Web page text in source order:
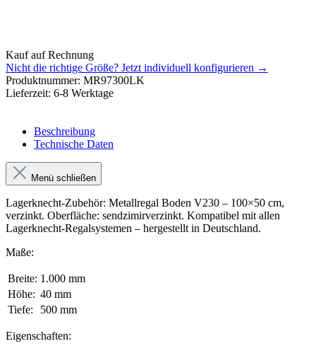
Kauf auf Rechnung
Nicht die richtige Größe? Jetzt individuell konfigurieren →
Produktnummer: MR97300LK
Lieferzeit: 6-8 Werktage
Beschreibung
Technische Daten
Menü schließen
Lagerknecht-Zubehör: Metallregal Boden V230 – 100×50 cm,
verzinkt. Oberfläche: sendzimirverzinkt. Kompatibel mit allen
Lagerknecht-Regalsystemen – hergestellt in Deutschland.
Maße:
Breite: 1.000 mm
Höhe: 40 mm
Tiefe:
500 mm
Eigenschaften: